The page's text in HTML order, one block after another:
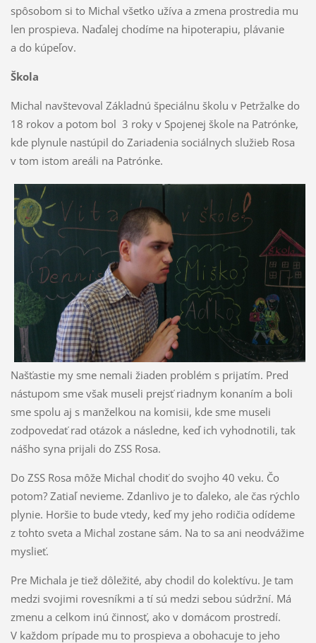
spôsobom si to Michal všetko užíva a zmena prostredia mu
len prospieva. Naďalej chodíme na hipoterapiu, plávanie
a do kúpeľov.
Škola
Michal navštevoval Základnú špeciálnu školu v Petržalke do
18 rokov a potom bol 3 roky v Spojenej škole na Patrónke,
kde plynule nastúpil do Zariadenia sociálnych služieb Rosa
v tom istom areáli na Patrónke.
Našťastie my sme nemali žiaden problém s prijatím. Pred
nástupom sme však museli prejsť riadnym konaním a boli
sme spolu aj s manželkou na komisii, kde sme museli
zodpovedať rad otázok a následne, keď ich vyhodnotili, tak
nášho syna prijali do ZSS Rosa.
Do ZSS Rosa môže Michal chodiť do svojho 40 veku. Čo
potom? Zatiaľ nevieme. Zdanlivo je to ďaleko, ale čas rýchlo
plynie. Horšie to bude vtedy, keď my jeho rodičia odídeme
z tohto sveta a Michal zostane sám. Na to sa ani neodvážime
myslieť.
Pre Michala je tiež dôležité, aby chodil do kolektívu. Je tam
medzi svojimi rovesníkmi a tí sú medzi sebou súdržní. Má
zmenu a celkom inú činnosť, ako v domácom prostredí.
V každom prípade mu to prospieva a obohacuje to jeho